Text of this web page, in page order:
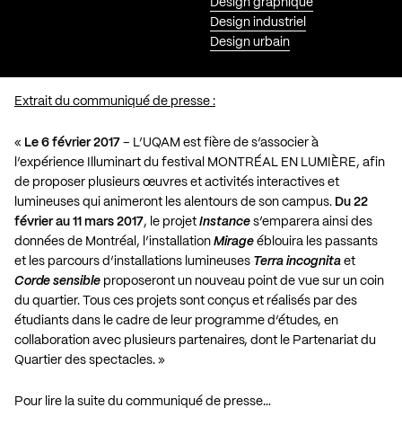
Design industriel
Design urbain
Extrait du communiqué de presse :
« Le 6 février 2017 – L’UQAM est fière de s’associer à
l’expérience Illuminart du festival MONTRÉAL EN LUMIÈRE, afin
de proposer plusieurs œuvres et activités interactives et
lumineuses qui animeront les alentours de son campus. Du 22
février au 11 mars 2017, le projet Instance s’emparera ainsi des
données de Montréal, l’installation Mirage éblouira les passants
et les parcours d’installations lumineuses Terra incognita et
Corde sensible proposeront un nouveau point de vue sur un coin
du quartier. Tous ces projets sont conçus et réalisés par des
étudiants dans le cadre de leur programme d’études, en
collaboration avec plusieurs partenaires, dont le Partenariat du
Quartier des spectacles. »
Pour lire la suite du communiqué de presse…